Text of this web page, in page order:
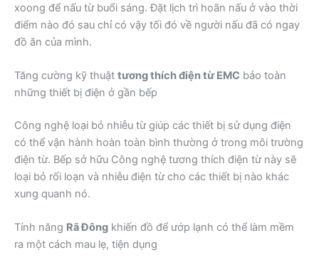
xoong để nấu từ buổi sáng. Đặt lịch trì hoãn nấu ở vào thời
điểm nào đó sau chỉ có vậy tối đó về người nấu đã có ngay
đồ ăn của mình.
Tăng cường kỹ thuật tương thích điện từ EMC bảo toàn
những thiết bị điện ở gần bếp
Công nghệ loại bỏ nhiễu từ giúp các thiết bị sử dụng điện
có thể vận hành hoàn toàn bình thường ở trong môi trường
điện từ. Bếp sở hữu Công nghệ tương thích điện từ này sẽ
loại bỏ rối loạn và nhiễu điện từ cho các thiết bị nào khác
xung quanh nó.
Tính năng Rã Đông khiến đồ để ướp lạnh có thể làm mềm
ra một cách mau lẹ, tiện dụng